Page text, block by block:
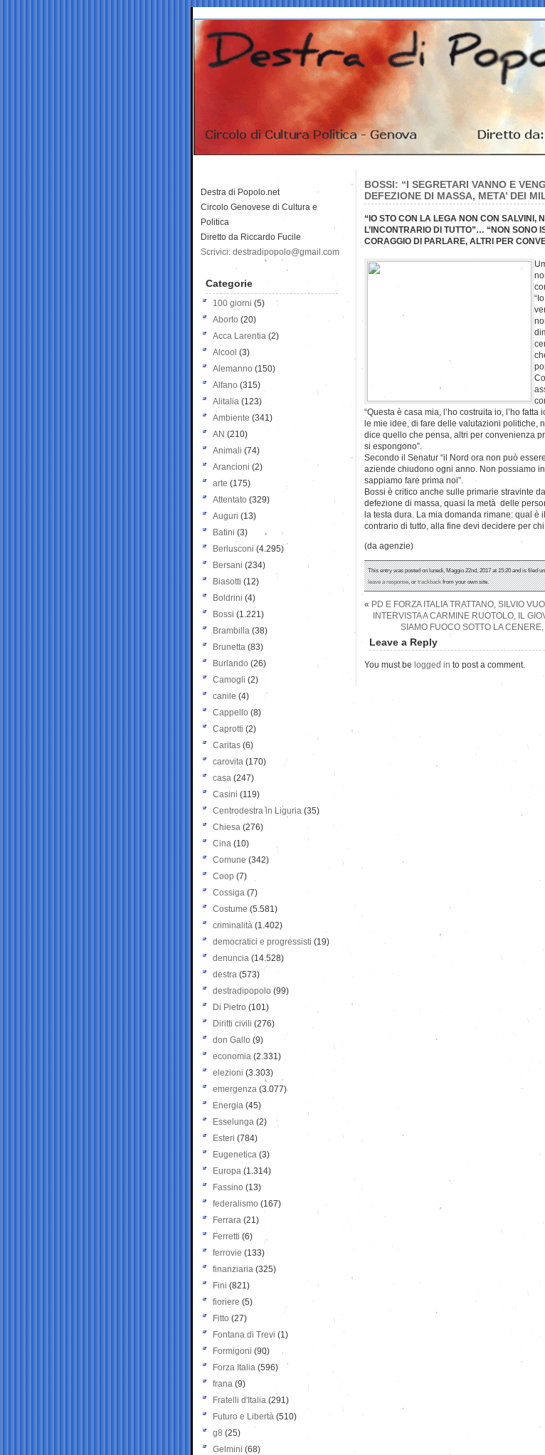
BOSSI: “I SEGRETARI VANNO E
DEFEZIONE DI MASSA, META’ DEI
“IO STO CON LA LEGA NON CON SALVINI,
L’INCONTRARIO DI TUTTO”… “NON SONO
CORAGGIO DI PARLARE, ALTRI PER
“Questa è casa mia, l’ho costruita io, l’ho
le mie idee, di fare delle valutazioni
dice quello che pensa, altri per convenienza
si espongono”.
Secondo il Senatur “il Nord ora non può
aziende chiudono ogni anno. Non possiamo
sappiamo fare prima noi”.
Bossi è critico anche sulle primarie stravinte
defezione di massa, quasi la metà delle
la testa dura. La mia domanda rimane: qual è
contrario di tutto, alla fine devi decidere per
(da agenzie)
This entry was posted on lunedì, Maggio 22nd, 2017 at 15:20 and is filed
leave a response, ortrackbackfrom your own site.
« PD E FORZA ITALIA TRATTANO, SILVIO
INTERVISTA A CARMINE RUOTOLO, IL
SIAMO FUOCO SOTTO LA
Leave a Reply
You must be logged in to post a comment.
Destra di Popolo.net
Circolo Genovese di Cultura e
Politica
Diretto da Riccardo Fucile
Scrivici: destradipopolo@gmail.com
Categorie
100 giorni (5)
Aborto (20)
Acca Larentia (2)
Alcool (3)
Alemanno (150)
Alfano (315)
Alitalia (123)
Ambiente (341)
AN (210)
Animali (74)
Arancioni (2)
arte (175)
Attentato (329)
Auguri (13)
Batini (3)
Berlusconi (4.295)
Bersani (234)
Biasotti (12)
Boldrini (4)
Bossi (1.221)
Brambilla (38)
Brunetta (83)
Burlando (26)
Camogli (2)
canile (4)
Cappello (8)
Caprotti (2)
Caritas (6)
carovita (170)
casa (247)
Casini (119)
Centrodestra in Liguria (35)
Chiesa (276)
Cina (10)
Comune (342)
Coop (7)
Cossiga (7)
Costume (5.581)
criminalità (1.402)
democratici e progressisti (19)
denuncia (14.528)
destra (573)
destradipopolo (99)
Di Pietro (101)
Diritti civili (276)
don Gallo (9)
economia (2.331)
elezioni (3.303)
emergenza (3.077)
Energia (45)
Esselunga (2)
Esteri (784)
Eugenetica (3)
Europa (1.314)
Fassino (13)
federalismo (167)
Ferrara (21)
Ferretti (6)
ferrovie (133)
finanziaria (325)
Fini (821)
fioriere (5)
Fitto (27)
Fontana di Trevi (1)
Formigoni (90)
Forza Italia (596)
frana (9)
Fratelli d'Italia (291)
Futuro e Libertà (510)
g8 (25)
Gelmini (68)